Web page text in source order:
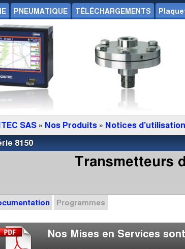
PNEUMATIQUE TÉLÉCHARGEMENTS
SAS » Nos Produits » Notices d’utilisation
8150
Transmetteurs
Programmes
Nos Mises en Services